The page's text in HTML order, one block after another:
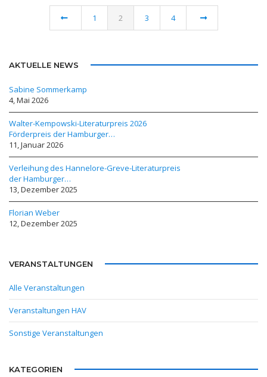
1 2 3 4
AKTUELLE NEWS
Sabine Sommerkamp
4, Mai 2026
Walter-Kempowski-Literaturpreis 2026
Förderpreis der Hamburger…
11, Januar 2026
Verleihung des Hannelore-Greve-Literaturpreis
der Hamburger…
13, Dezember 2025
Florian Weber
12, Dezember 2025
VERANSTALTUNGEN
Alle Veranstaltungen
Veranstaltungen HAV
Sonstige Veranstaltungen
KATEGORIEN